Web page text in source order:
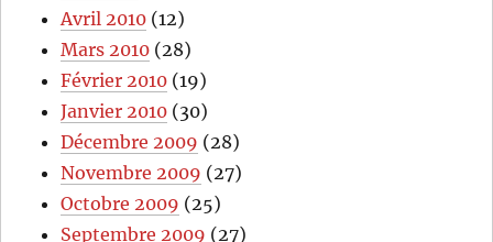
Avril 2010 (12)
Mars 2010 (28)
Février 2010 (19)
Janvier 2010 (30)
Décembre 2009 (28)
Novembre 2009 (27)
Octobre 2009 (25)
Septembre 2009 (27)